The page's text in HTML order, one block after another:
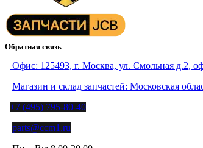
Обратная связь
Офис: 125493, г. Москва, ул. Смольная д.2,
Магазин и склад запчастей: Московская
+7 (495) 795-80-40
parts@ccm1.ru